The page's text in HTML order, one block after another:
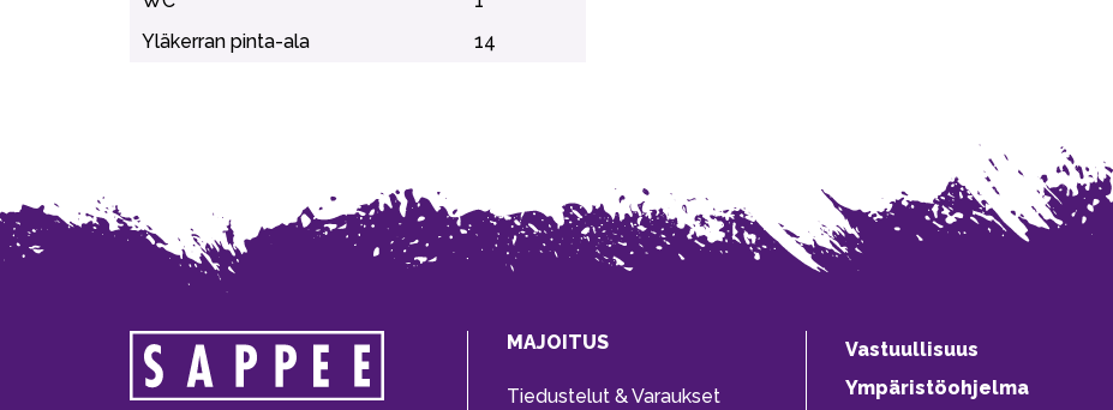
Yläkerran pinta-ala
14
MAJOITUS
Tiedustelut & Varaukset
Vastuullisuus
Ympäristöohjelma